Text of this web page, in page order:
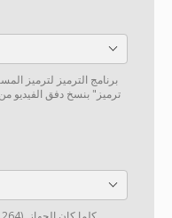
برنامج الترميز لترميز
ترميز" بنسخ دفق الفيديو